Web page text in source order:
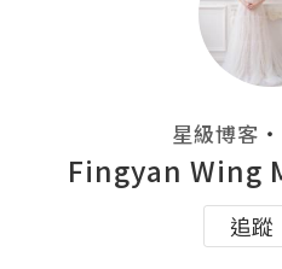
星級博客 ・
Fingyan Wing
追蹤